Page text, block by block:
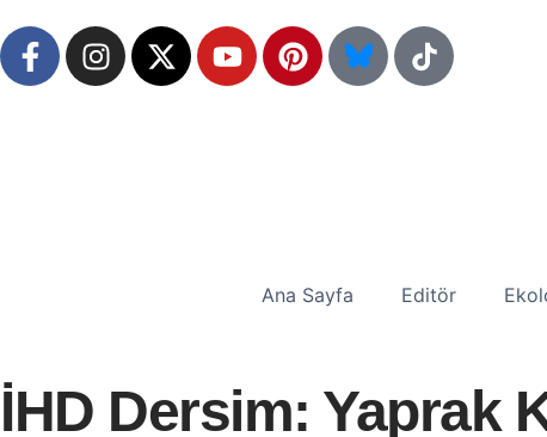
Ana Sayfa Editör
İHD Dersim: Yaprak